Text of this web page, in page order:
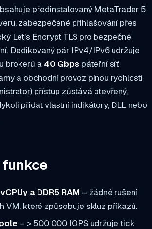
předinstalovaný MetaTrader 5
zabezpečené přihlašování přes
Let's Encrypt TLS pro bezpečné
Dedikovaný pár IPv4/IPv6 udržuje
brokerů a 40 Gbps páteřní síť
a obchodní provoz plnou rychlostí
přístup zůstává otevřený,
přidat vlastní indikátory, DLL nebo
a DDR5 RAM – žádné rušení
VM, které způsobuje skluz příkazů.
– > 500 000 IOPS udržuje tick